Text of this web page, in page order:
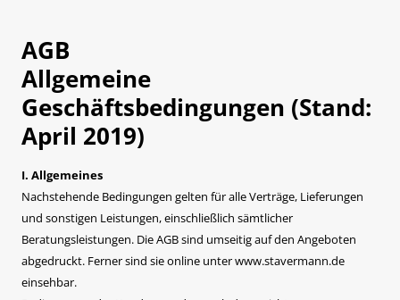
AGB
Allgemeine
Geschäftsbedingungen (Stand:
April 2019)
I. Allgemeines
Nachstehende Bedingungen gelten für alle Verträge, Lieferungen
und sonstigen Leistungen, einschließlich sämtlicher
Beratungsleistungen. Die AGB sind umseitig auf den Angeboten
abgedruckt. Ferner sind sie online unter www.stavermann.de
einsehbar.